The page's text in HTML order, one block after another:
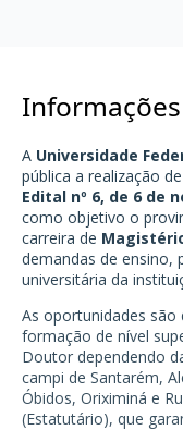
A Universidade
pública a realização
Edital nº 6, de 6 de
como objetivo o
carreira de
demandas de ensino,
universitária da
As oportunidades
formação de nível
Doutor dependendo
campi de Santarém,
Óbidos, Oriximiná e
(Estatutário), que